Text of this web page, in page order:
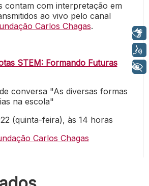
contam com interpretação em
ao vivo pelo canal
Carlos Chagas.
STEM: Formando Futuras
conversa "As diversas formas
na escola"
(quinta-feira), às 14 horas
Carlos Chagas
+ Acessibilidade